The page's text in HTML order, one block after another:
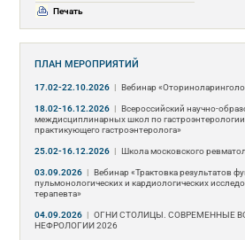
Печать
ПЛАН МЕРОПРИЯТИЙ
17.02-22.10.2026 | Вебинар
18.02-16.12.2026 | Всероссийский научно-
междисциплинарных школ по гастроэнтерологии
практикующего гастроэнтеролога»
25.02-16.12.2026 | Школа московского
03.09.2026 | Вебинар «Трактовка результатов
пульмонологических и кардиологических
терапевта»
04.09.2026 | ОГНИ СТОЛИЦЫ. СОВРЕМЕННЫЕ
НЕФРОЛОГИИ 2026